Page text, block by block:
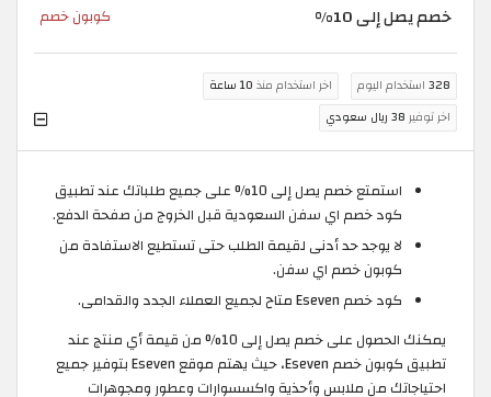
خصم يصل إلى 10% كوبون خصم
328 استخدام اليوم اخر استخدام منذ 10 ساعة
اخر توفير 38 ريال سعودي
استمتع خصم يصل إلى 10% على جميع طلباتك عند تطبيق
كود خصم اي سفن السعودية قبل الخروج من صفحة الدفع.
لا يوجد حد أدنى لقيمة الطلب حتى تستطيع الاستفادة من
كوبون خصم اي سفن.
كود خصم Eseven متاح لجميع العملاء الجدد والقدامى.
يمكنك الحصول على خصم يصل إلى 10% من قيمة أي منتج عند
تطبيق كوبون خصم Eseven، حيث يهتم موقع Eseven بتوفير جميع
احتياجاتك من ملابس وأحذية واكسسوارات وعطور ومجوهرات